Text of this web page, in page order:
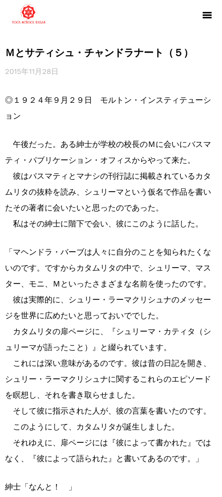
Ｍとサティシュ・チャンドラナート（５）
2015年11月28日
◎１９２４年９月２９日 モルトン・インスティテューシ
ョン
午後だった。ある紳士が学校の校長のＭに会いにバスマ
ティ・パブリケーション・オフィスからやって来た。
彼はバスマティとマナシの刊行誌に掲載されているカタ
ムリタの抜粋を読み、シュリーマという仮名で作品を書い
たその著者に会いたいと思ったのであった。
私はその紳士に階下で会い、彼にこのように話した。
「マヘンドラ・バーブは人々に自分のことを知られたくな
いのです。ですからカタムリタの中で、シュリーマ、マス
ター、モニ、Ｍといったさまざまな名前を使ったのです。
彼は実際的に、シュリー・ラーマクリシュナのメッセー
ジを世界に広めたいと思っておいででした。
カタムリタの扉ページに、『シュリーマ・カティタ（シ
ュリーマが語ったこと）』と綴られています。
これには深い意味があるのです。彼は昔の日記を開き、
シュリー・ラーマクリシュナに関するこれらのエピソード
を瞑想し、それを書き取らせました。
そして彼に指示された人が、彼の言葉を書いたのです。
このようにして、カタムリタが誕生しました。
それゆえに、扉ページには『彼によって書かれた』では
なく、『彼によって語られた』と書いてあるのです。」
紳士「なんと！ 」